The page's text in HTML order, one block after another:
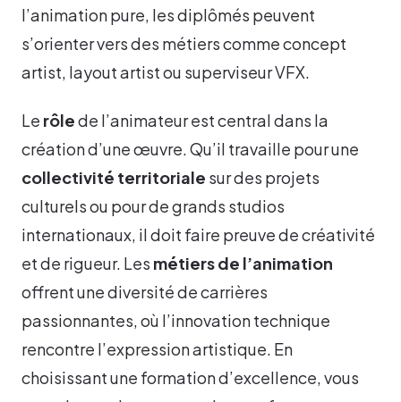
l’animation pure, les diplômés peuvent
s’orienter vers des métiers comme concept
artist, layout artist ou superviseur VFX.
Le rôlede l’animateur est central dans la
création d’une œuvre. Qu’il travaille pour une
collectivité territoriale sur des projets
culturels ou pour de grands studios
internationaux, il doit faire preuve de créativité
et de rigueur. Les métiers de l’animation
offrent une diversité de carrières
passionnantes, où l’innovation technique
rencontre l’expression artistique. En
choisissant une formation d’excellence, vous